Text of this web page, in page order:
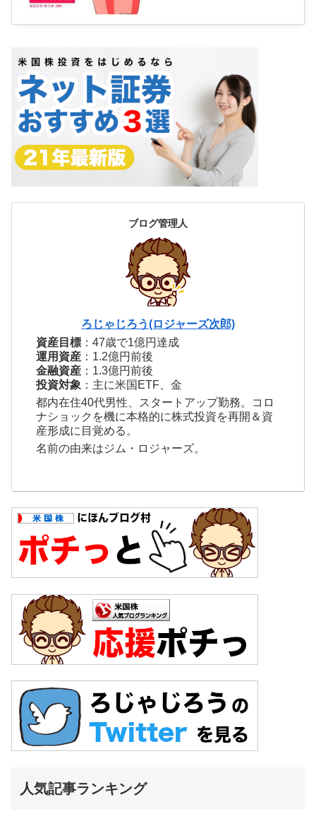
ブログ管理人
ろじゃじろう(ロジャーズ次郎)
資産目標 ：47歳で1億円達成
運用資産 ：1.2億円前後
金融資産 ：1.3億円前後
投資対象 ：主に米国ETF、金
都内在住40代男性、スタートアップ勤務。コロ
ナショックを機に本格的に株式投資を再開＆資
産形成に目覚める。
名前の由来はジム・ロジャーズ。
人気記事ランキング